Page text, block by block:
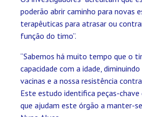
poderão abrir caminho para novas
terapêuticas para atrasar ou
função do timo”.
“Sabemos há muito tempo que o
capacidade com a idade,
vacinas e a nossa resistência
Este estudo identifica peças-chave
que ajudam este órgão a manter-